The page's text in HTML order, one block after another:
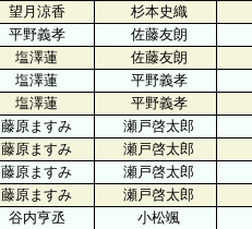
望月涼香 杉本史織
平野義孝 佐藤友朗
塩澤蓮 佐藤友朗
塩澤蓮 平野義孝
塩澤蓮 平野義孝
藤原ますみ 瀬戸啓太郎
藤原ますみ 瀬戸啓太郎
藤原ますみ 瀬戸啓太郎
藤原ますみ 瀬戸啓太郎
谷内亨丞 小松颯